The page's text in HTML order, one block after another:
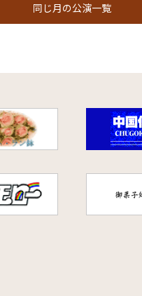
同じ月の公演一覧